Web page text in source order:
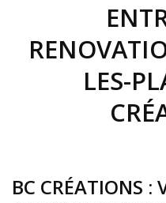
LES-
BC CRÉATIONS :